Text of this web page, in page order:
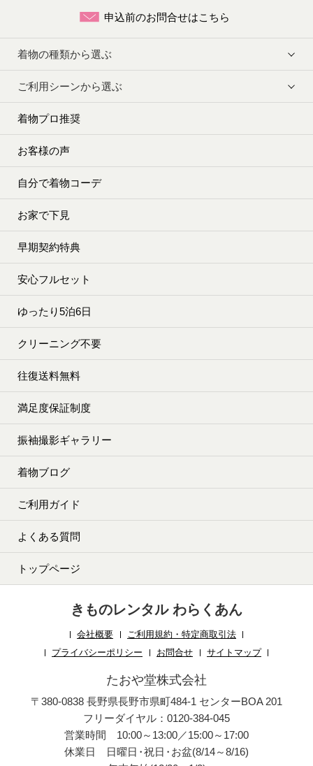
申込前のお問合せはこちら
着物の種類から選ぶ
ご利用シーンから選ぶ
着物プロ推奨
お客様の声
自分で着物コーデ
お家で下見
早期契約特典
安心フルセット
ゆったり5泊6日
クリーニング不要
往復送料無料
満足度保証制度
振袖撮影ギャラリー
着物ブログ
ご利用ガイド
よくある質問
トップページ
きものレンタル わらくあん
会社概要
ご利用規約・特定商取引法
プライバシーポリシー
お問合せ サイトマップ
たおや堂株式会社
〒380-0838 長野県長野市県町484-1 センターBOA 201
フリーダイヤル：0120-384-045
営業時間 10:00～13:00／15:00～17:00
休業日 日曜日 ・祝日 ・お盆(8/14～8/16)